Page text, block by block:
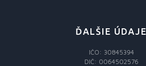
ĎALŠIE ÚDAJE
IČO: 30845394
DIČ: 0064502576